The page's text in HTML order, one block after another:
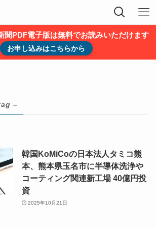
聞PDF電子版は無料でお読みいただけます
お申し込みはこちらから
–
韓国KoMiCoの日本法人タミコ熊
本、熊本県玉名市に半導体洗浄や
コーティング関連新工場 40億円投
資
2025年10月21日